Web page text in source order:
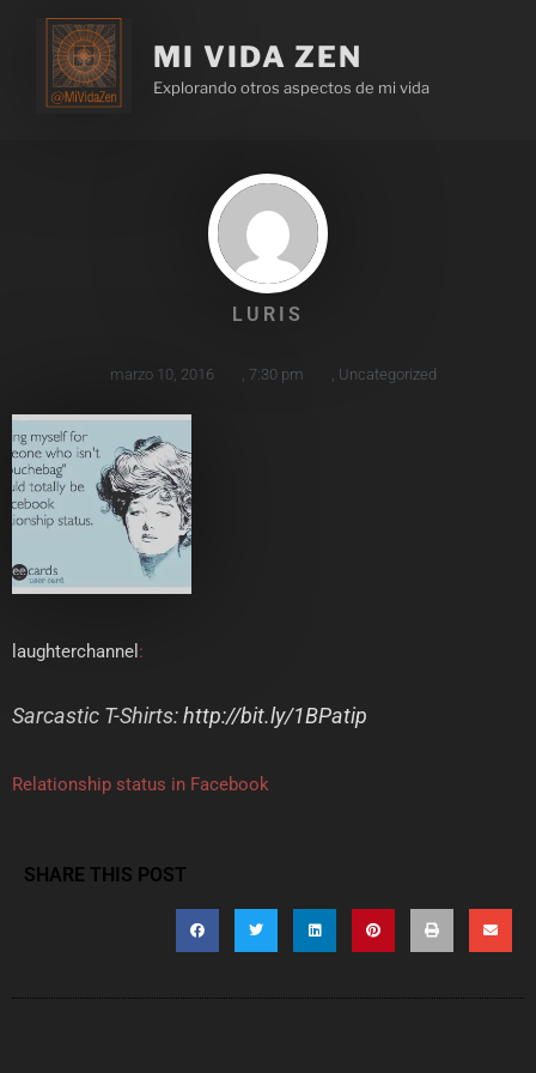
MI VIDA ZEN
Explorando otros aspectos de mi vida
LURIS
marzo 10, 2016 7:30 pm Uncategorized
laughterchannel :
Sarcastic T-Shirts:http://bit.ly/1BPatip
Relationship status in Facebook
SHARE THIS POST